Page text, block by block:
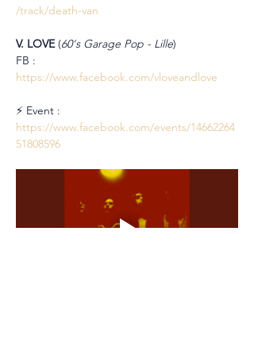
/track/death-van
V. LOVE (60's Garage Pop - Lille)
FB :
https://www.facebook.com/vloveandlove
⚡ Event :
https://www.facebook.com/events/14662264
51808596